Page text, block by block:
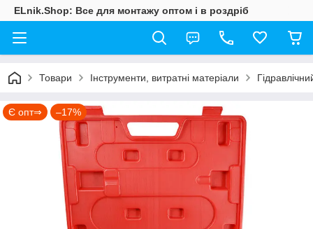
ELnik.Shop: Все для монтажу оптом і в роздріб
Товари Інструменти, витратні матеріали
Є опт⇒ –17%